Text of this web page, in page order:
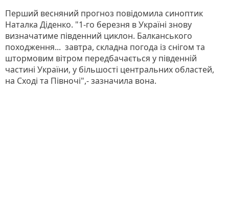
Перший весняний прогноз повідомила синоптик
Наталка Діденко. "1-го березня в Україні знову
визначатиме південний циклон. Балканського
походження... завтра, складна погода із снігом та
штормовим вітром передбачається у південній
частині України, у більшості центральних областей,
на Сході та Півночі",- зазначила вона.